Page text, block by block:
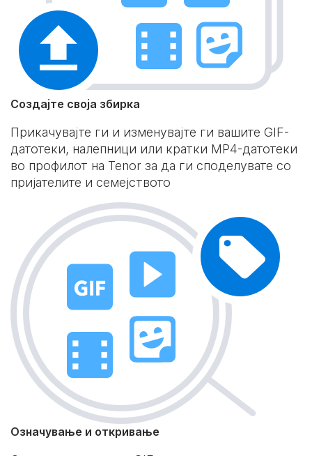
Создајте своја збирка
Прикачувајте ги и изменувајте ги вашите GIF-
датотеки, налепници или кратки MP4-датотеки
во профилот на Tenor за да ги споделувате со
пријателите и семејството
Означување и откривање